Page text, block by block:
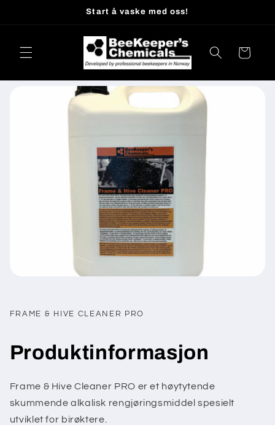
Start å vaske med oss!
Handlekurv
FRAME & HIVE CLEANER PRO
Produktinformasjon
Frame & Hive Cleaner PRO er et høytytende
skummende alkalisk rengjøringsmiddel spesielt
utviklet for birøktere.